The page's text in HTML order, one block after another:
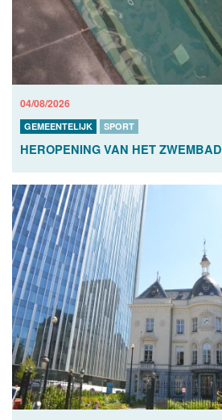
04/08/2026
GEMEENTELIJK SPORT
HEROPENING VAN HET ZWEMBAD